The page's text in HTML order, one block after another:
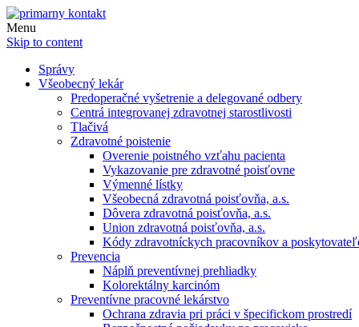
Menu
Skip to content
Správy
Všeobecný lekár
Predoperačné vyšetrenie a delegované odbery
Centrá integrovanej zdravotnej starostlivosti
Tlačivá
Zdravotné poistenie
Overenie poistného vzťahu pacienta
Vykazovanie pre zdravotné poisťovne
Výmenné lístky
Všeobecná zdravotná poisťovňa, a.s.
Dôvera zdravotná poisťovňa, a.s.
Union zdravotná poisťovňa, a.s.
Kódy zdravotníckych pracovníkov a
Prevencia
Náplň preventívnej prehliadky
Kolorektálny karcinóm
Preventívne pracovné lekárstvo
Ochrana zdravia pri práci v špecifickom prostredí